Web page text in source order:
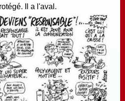
Il a l'aval.